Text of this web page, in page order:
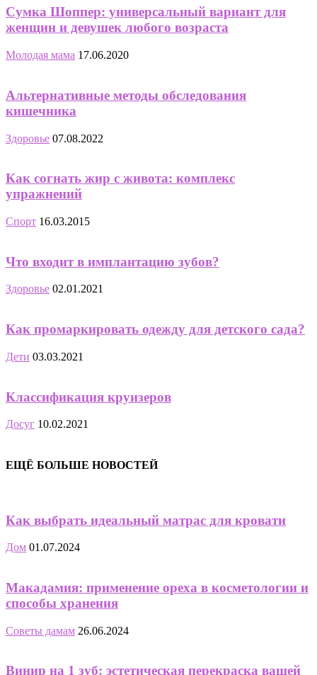
Сумка Шоппер: универсальный вариант для
женщин и девушек любого возраста
Молодая мама 17.06.2020
Альтернативные методы обследования
кишечника
Здоровье 07.08.2022
Как согнать жир с живота: комплекс
упражнений
Спорт 16.03.2015
Что входит в имплантацию зубов?
Здоровье 02.01.2021
Как промаркировать одежду для детского сада?
Дети 03.03.2021
Классификация круизеров
Досуг 10.02.2021
ЕЩЁ БОЛЬШЕ НОВОСТЕЙ
Как выбрать идеальный матрас для кровати
Дом 01.07.2024
Макадамия: применение ореха в косметологии и
способы хранения
Советы дамам 26.06.2024
Винир на 1 зуб: эстетическая перекраска вашей